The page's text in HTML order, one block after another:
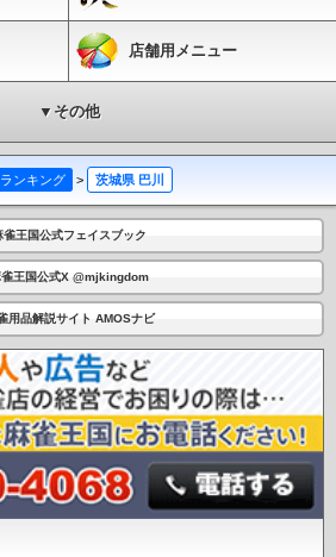
店舗用メニュー
▼その他
ンキング > 茨城県 巴川
雀王国公式フェイスブック
雀王国公式X @mjkingdom
用品解説サイト AMOSナビ